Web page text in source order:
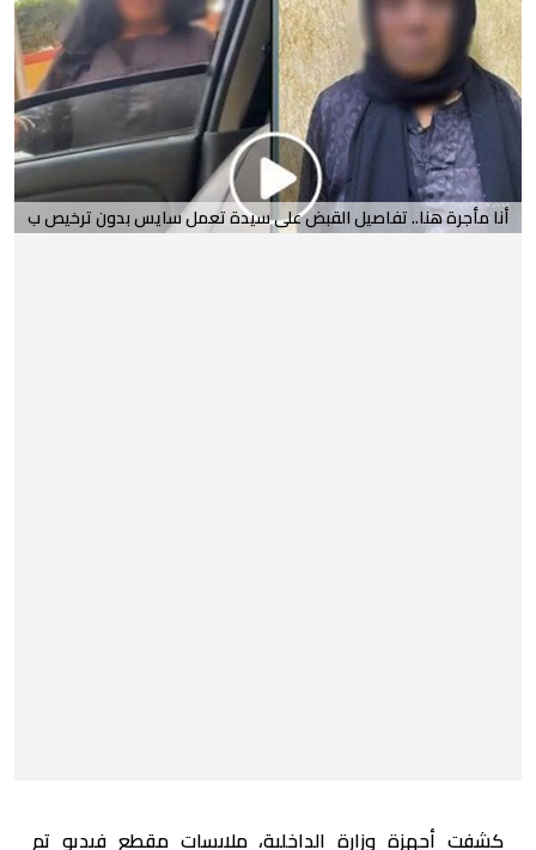
أنا مأجرة هنا.. تفاصيل القبض على سيدة تعمل سايس بدون ترخيص ب
كشفت أجهزة وزارة الداخلية، ملابسات مقطع فيديو تم